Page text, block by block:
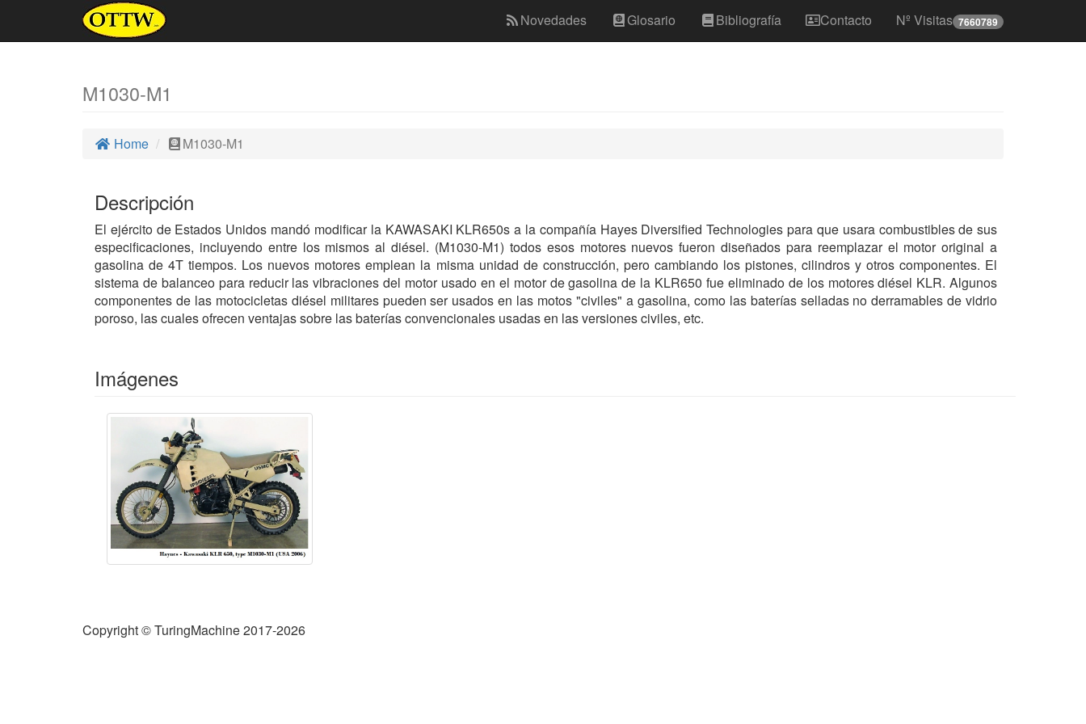
Novedades Glosario Bibliografía Contacto Nº Visitas 7660789
M1030-M1
Home M1030-M1
Descripción
El ejército de Estados Unidos mandó modificar la KAWASAKI KLR650s a la compañía Hayes Diversified Technologies para que usara combustibles de sus
especificaciones, incluyendo entre los mismos al diésel. (M1030-M1) todos esos motores nuevos fueron diseñados para reemplazar el motor original a
gasolina de 4T tiempos. Los nuevos motores emplean la misma unidad de construcción, pero cambiando los pistones, cilindros y otros componentes. El
sistema de balanceo para reducir las vibraciones del motor usado en el motor de gasolina de la KLR650 fue eliminado de los motores diésel KLR. Algunos
componentes de las motocicletas diésel militares pueden ser usados en las motos "civiles" a gasolina, como las baterías selladas no derramables de vidrio
poroso, las cuales ofrecen ventajas sobre las baterías convencionales usadas en las versiones civiles, etc.
Imágenes
Copyright © TuringMachine 2017-2026